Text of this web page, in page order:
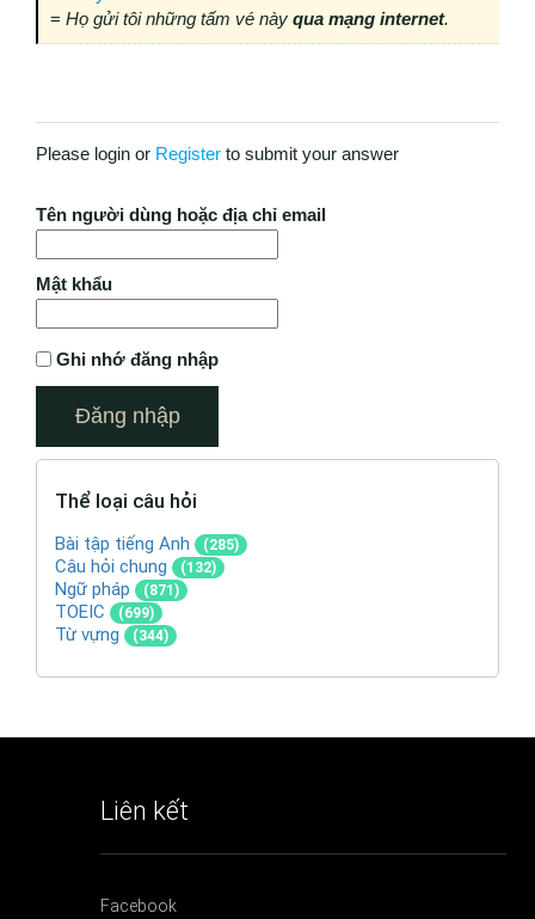
= Họ gửi tôi những tấm vé này qua mạng internet.
Please login or Register to submit your answer
Tên người dùng hoặc địa chỉ email
Mật khẩu
Ghi nhớ đăng nhập
Thể loại câu hỏi
Bài tập tiếng Anh (285)
Câu hỏi chung (132)
Ngữ pháp (871)
TOEIC (699)
Từ vựng (344)
Liên kết
Facebook